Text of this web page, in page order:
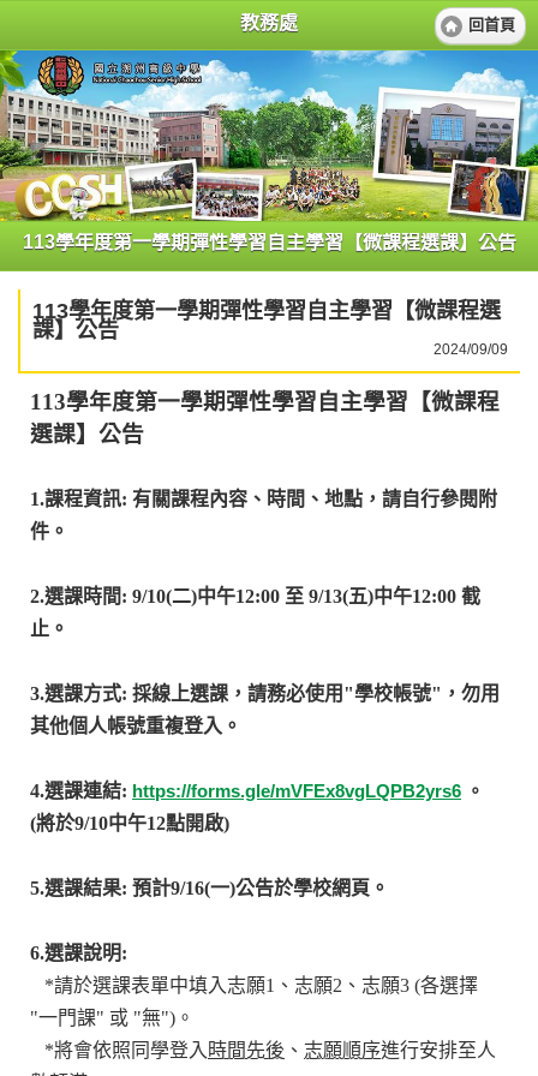
教務處 回首頁
113學年度第一學期彈性學習自主學習【微課程選課】公告
113學年度第一學期彈性學習自主學習【微課程選
課】公告
2024/09/09
113學年度第一學期彈性學習自主學習【微課程
選課】公告
1.課程資訊: 有關課程內容、時間、地點，請自行參閱附
件。
2.選課時間: 9/10(二)中午12:00 至 9/13(五)中午12:00 截
止。
3.選課方式: 採線上選課， 請務必使用 "學校帳號" ，勿用
其他個人帳號重複登入。
4.選課連結: https://forms.gle/mVFEx8vgLQPB2yrs6 。
(將於9/10中午12點開啟)
5.選課結果: 預計9/16(一)公告於學校網頁。
6.選課說明:
*請於選課表單中填入志願1、志願2、志願3 (各選擇
"一門課" 或 "無")。
*將會依照同學登入 時間先後 、 志願順序進行安排至人